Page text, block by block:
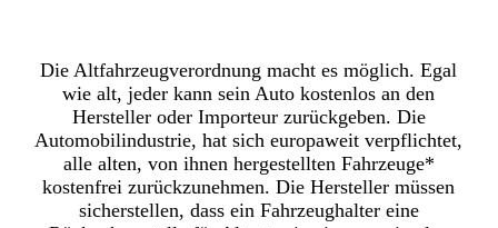
Die Altfahrzeugverordnung macht es möglich. Egal
wie alt, jeder kann sein Auto kostenlos an den
Hersteller oder Importeur zurückgeben. Die
Automobilindustrie, hat sich europaweit verpflichtet,
alle alten, von ihnen hergestellten Fahrzeuge*
kostenfrei zurückzunehmen. Die Hersteller müssen
sicherstellen, dass ein Fahrzeughalter eine